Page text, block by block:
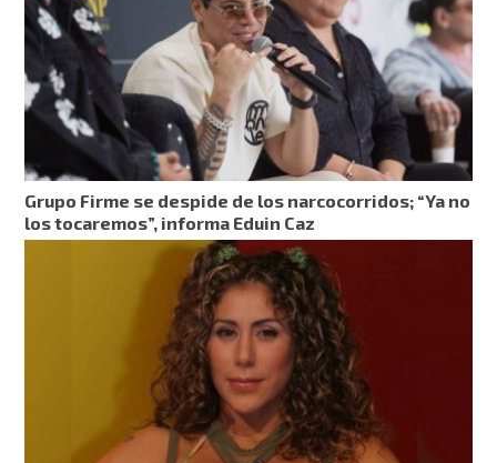
Grupo Firme se despide de los narcocorridos; “Ya no
los tocaremos”, informa Eduin Caz